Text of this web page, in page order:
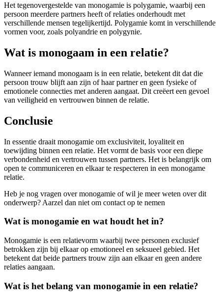
Het tegenovergestelde van monogamie is polygamie, waarbij een
persoon meerdere partners heeft of relaties onderhoudt met
verschillende mensen tegelijkertijd. Polygamie komt in verschillende
vormen voor, zoals polyandrie en polygynie.
Wat is monogaam in een relatie?
Wanneer iemand monogaam is in een relatie, betekent dit dat die
persoon trouw blijft aan zijn of haar partner en geen fysieke of
emotionele connecties met anderen aangaat. Dit creëert een gevoel
van veiligheid en vertrouwen binnen de relatie.
Conclusie
In essentie draait monogamie om exclusiviteit, loyaliteit en
toewijding binnen een relatie. Het vormt de basis voor een diepe
verbondenheid en vertrouwen tussen partners. Het is belangrijk om
open te communiceren en elkaar te respecteren in een monogame
relatie.
Heb je nog vragen over monogamie of wil je meer weten over dit
onderwerp? Aarzel dan niet om contact op te nemen
Wat is monogamie en wat houdt het in?
Monogamie is een relatievorm waarbij twee personen exclusief
betrokken zijn bij elkaar op emotioneel en seksueel gebied. Het
betekent dat beide partners trouw zijn aan elkaar en geen andere
relaties aangaan.
Wat is het belang van monogamie in een relatie?